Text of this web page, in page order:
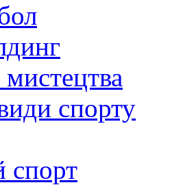
спорту
спорт